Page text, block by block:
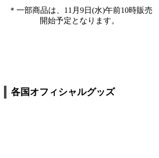
＊一部商品は、11月9日(水)午前10時販売
開始予定となります。
各国オフィシャルグッズ